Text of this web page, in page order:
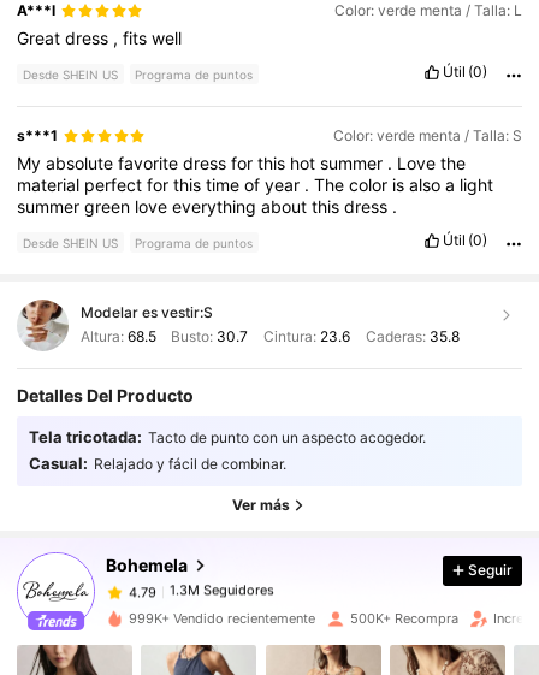
A***l Color: verde menta / Talla: L
Greatdress ,fitswell
Desde SHEIN US Programa de puntos Útil (0)
s***1 Color: verde menta / Talla: S
Myabsolutefavoritedressforthis hotsummer . Lovethe
material perfectforthistimeofyear .Thecolor isalsoa light
summergreen loveeverythingaboutthisdress .
Desde SHEIN US Programa de puntos Útil (0)
Modelar es vestir:S
Altura: 68.5 Busto: 30.7 Cintura: 23.6 Caderas: 35.8
Detalles Del Producto
Tela tricotada: Tacto de punto con un aspecto acogedor.
Casual: Relajado y fácil de combinar.
Ver más
Bohemela
1.3M Seguidores
4.79
1.3M Seguidores
l***s
pagó Hace 5 horas
4.79 1.3M Seguidores
Seguir
999K+ Vendido recientemente 500K+ Recompra